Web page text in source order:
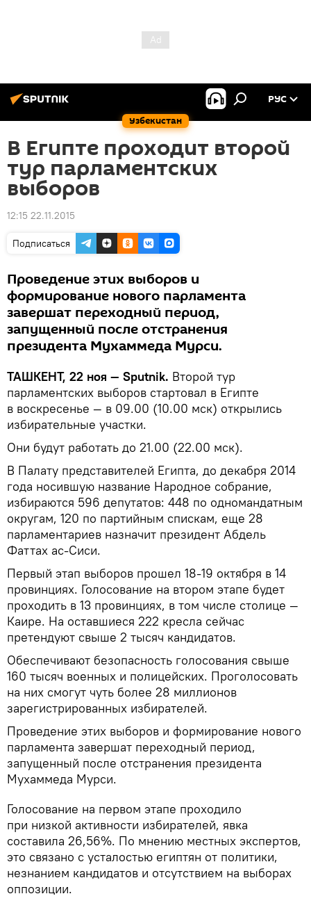
Узбекистан
РУС
В Египте проходит второй
тур парламентских
выборов
12:15 22.11.2015
Подписаться
Проведение этих выборов и
формирование нового парламента
завершат переходный период,
запущенный после отстранения
президента Мухаммеда Мурси.
ТАШКЕНТ, 22 ноя — Sputnik. Второй тур
парламентских выборов стартовал в Египте
в воскресенье — в 09.00 (10.00 мск) открылись
избирательные участки.
Они будут работать до 21.00 (22.00 мск).
В Палату представителей Египта, до декабря 2014
года носившую название Народное собрание,
избираются 596 депутатов: 448 по одномандатным
округам, 120 по партийным спискам, еще 28
парламентариев назначит президент Абдель
Фаттах ас-Сиси.
Первый этап выборов прошел 18-19 октября в 14
провинциях. Голосование на втором этапе будет
проходить в 13 провинциях, в том числе столице —
Каире. На оставшиеся 222 кресла сейчас
претендуют свыше 2 тысяч кандидатов.
Обеспечивают безопасность голосования свыше
160 тысяч военных и полицейских. Проголосовать
на них смогут чуть более 28 миллионов
зарегистрированных избирателей.
Проведение этих выборов и формирование нового
парламента завершат переходный период,
запущенный после отстранения президента
Мухаммеда Мурси.
Голосование на первом этапе проходило
при низкой активности избирателей, явка
составила 26,56%. По мнению местных экспертов,
это связано с усталостью египтян от политики,
незнанием кандидатов и отсутствием на выборах
оппозиции.